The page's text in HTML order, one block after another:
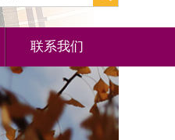
联系我们